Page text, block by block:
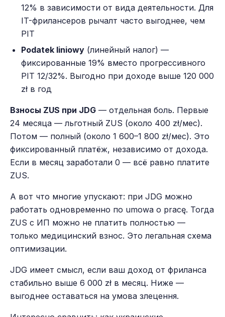
12% в зависимости от вида деятельности. Для
IT-фрилансеров рычалт часто выгоднее, чем
PIT
Podatek liniowy (линейный налог) —
фиксированные 19% вместо прогрессивного
PIT 12/32%. Выгодно при доходе выше 120 000
zł в год
Взносы ZUS при JDG — отдельная боль. Первые
24 месяца — льготный ZUS (около 400 zł/мес).
Потом — полный (около 1 600–1 800 zł/мес). Это
фиксированный платёж, независимо от дохода.
Если в месяц заработали 0 — всё равно платите
ZUS.
А вот что многие упускают: при JDG можно
работать одновременно по umowa o pracę. Тогда
ZUS с ИП можно не платить полностью —
только медицинский взнос. Это легальная схема
оптимизации.
JDG имеет смысл, если ваш доход от фриланса
стабильно выше 6 000 zł в месяц. Ниже —
выгоднее оставаться на умова злецення.